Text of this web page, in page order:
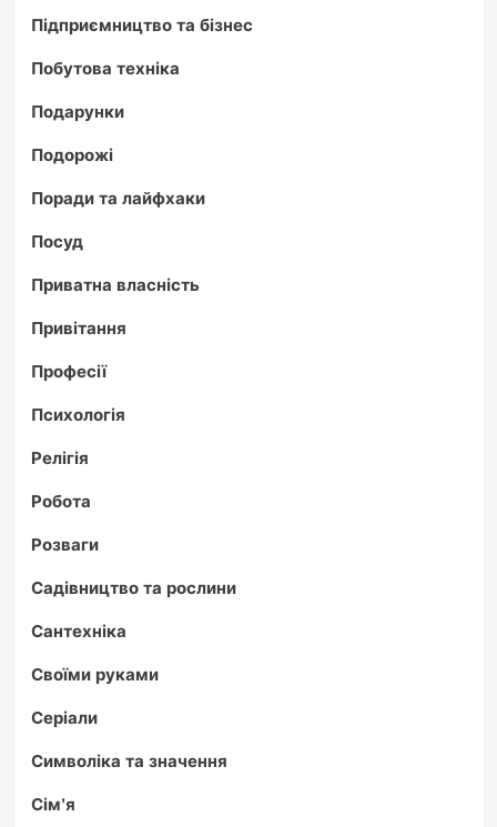
Підприємництво та бізнес
Побутова техніка
Подарунки
Подорожі
Поради та лайфхаки
Посуд
Приватна власність
Привітання
Професії
Психологія
Релігія
Робота
Розваги
Садівництво та рослини
Сантехніка
Своїми руками
Серіали
Символіка та значення
Сім'я